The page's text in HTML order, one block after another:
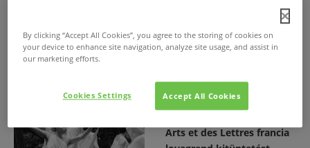
valószínűtlen elem is vegyül
Disney+
Arts et des Lettres francia
By clicking “Accept All Cookies”, you agree to the storing of cookies on
your device to enhance site navigation, analyze site usage, and assist in
our marketing efforts.
Accept All Cookies
Cookies Settings